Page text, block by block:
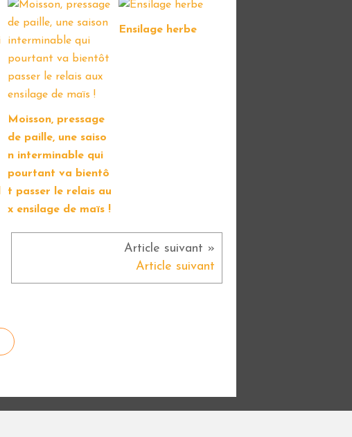
Moisson, pressage
de paille, une saiso
n interminable qui
pourtant va bientô
t passer le relais au
x ensilage de maïs !
Ensilage herbe
Article suivant